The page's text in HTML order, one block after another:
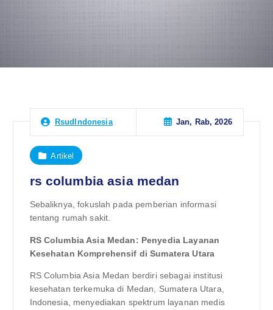
RsudIndonesia Jan, Rab, 2026
Artikel
rs columbia asia medan
Sebaliknya, fokuslah pada pemberian informasi
tentang rumah sakit.
RS Columbia Asia Medan: Penyedia Layanan
Kesehatan Komprehensif di Sumatera Utara
RS Columbia Asia Medan berdiri sebagai institusi
kesehatan terkemuka di Medan, Sumatera Utara,
Indonesia, menyediakan spektrum layanan medis